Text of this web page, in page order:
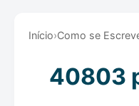
Início›Como se
40803